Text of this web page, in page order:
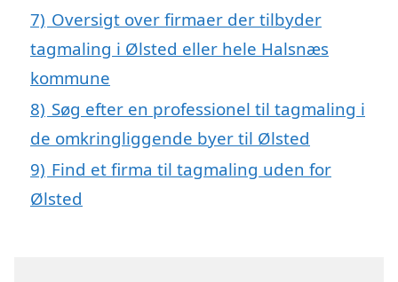
7) Oversigt over firmaer der tilbyder
tagmaling i Ølsted eller hele Halsnæs
kommune
8) Søg efter en professionel til tagmaling i
de omkringliggende byer til Ølsted
9) Find et firma til tagmaling uden for
Ølsted